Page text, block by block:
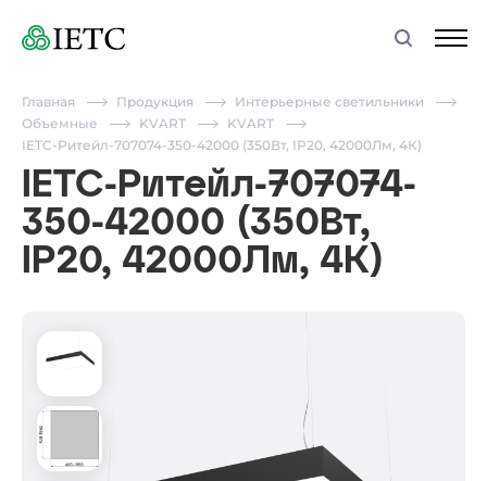
Главная Продукция
Интерьерные светильники
Объемные
KVART
KVART
IETC-Ритейл-707074-350-42000 (350Вт, IP20, 42000Лм, 4К)
IETC-Ритейл-707074-
350-42000 (350Вт,
IP20, 42000Лм, 4К)